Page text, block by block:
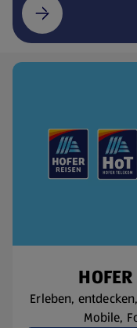
(öffnet in einem neuen
Erleben,
Mobile,